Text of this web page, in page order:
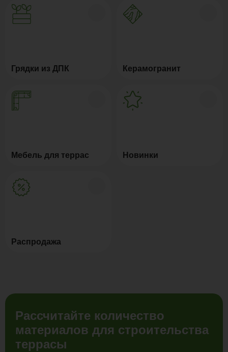
Грядки из ДПК Керамогранит
Мебель для террас Новинки
Распродажа
Рассчитайте количество
материалов для строительства
террасы